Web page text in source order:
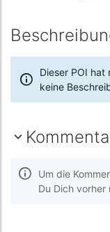
Dieser POI hat
keine
Um die
Du Dich vorher